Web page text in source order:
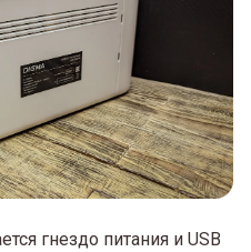
гнездо питания и USB